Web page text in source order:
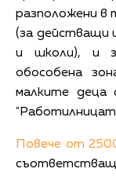
разположени в
(за действащи
и школи), и
обособена
малките деца
Повече от